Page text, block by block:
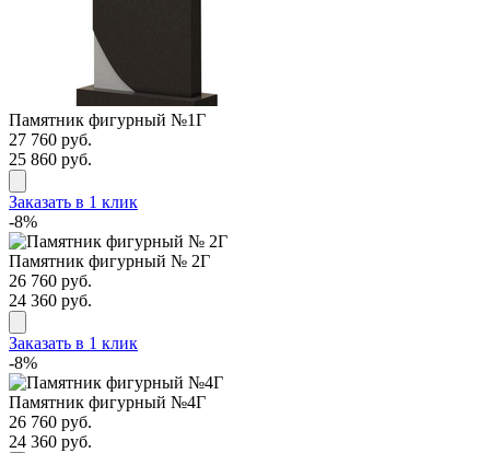
Памятник фигурный №1Г
27 760 руб.
25 860 руб.
Заказать в 1 клик
-8%
Памятник фигурный № 2Г
26 760 руб.
24 360 руб.
Заказать в 1 клик
-8%
Памятник фигурный №4Г
26 760 руб.
24 360 руб.